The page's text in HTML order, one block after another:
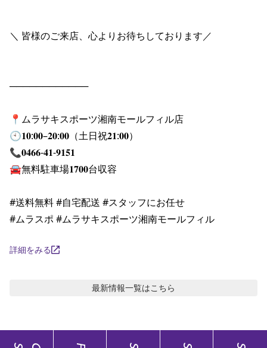
＼ 皆様のご来店、心よりお待ちしております／
────────────
📍ムラサキスポーツ湘南モールフィル店
🕙𝟏𝟎:𝟎𝟎–𝟐𝟎:𝟎𝟎（土日祝𝟐𝟏:𝟎𝟎）
📞𝟎𝟒𝟔𝟔-𝟒𝟏-𝟗𝟏𝟓𝟏
🚘無料駐車場𝟏𝟕𝟎𝟎台収容
#送料無料 #自宅配送 #スタッフにお任せ
#ムラスポ #ムラサキスポーツ湘南モールフィル
詳細をみる
最新情報一覧はこちら